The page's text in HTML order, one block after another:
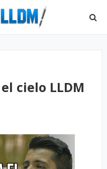
cielo LLDM